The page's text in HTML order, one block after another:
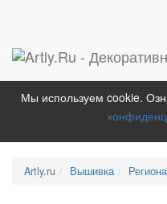
Мы используем cookie.
Artly.ru Вышивка